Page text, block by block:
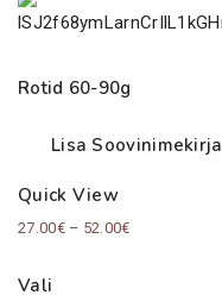
Rotid 60-90g
Lisa Soovinimekirja
Quick View
27.00€ – 52.00€Price
Vali